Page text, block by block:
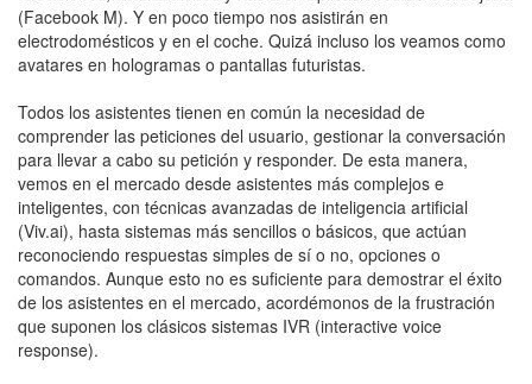
(Facebook M). Y en poco tiempo nos asistirán en
electrodomésticos y en el coche. Quizá incluso los veamos como
avatares en hologramas o pantallas futuristas.
Todos los asistentes tienen en común la necesidad de
comprender las peticiones del usuario, gestionar la conversación
para llevar a cabo su petición y responder. De esta manera,
vemos en el mercado desde asistentes más complejos e
inteligentes, con técnicas avanzadas de inteligencia artificial
(Viv.ai), hasta sistemas más sencillos o básicos, que actúan
reconociendo respuestas simples de sí o no, opciones o
comandos. Aunque esto no es suficiente para demostrar el éxito
de los asistentes en el mercado, acordémonos de la frustración
que suponen los clásicos sistemas IVR (interactive voice
response).